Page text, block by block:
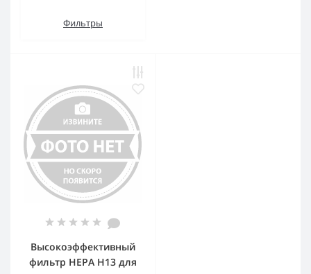
Фильтры
Высокоэффективный
фильтр HEPA Н13 для